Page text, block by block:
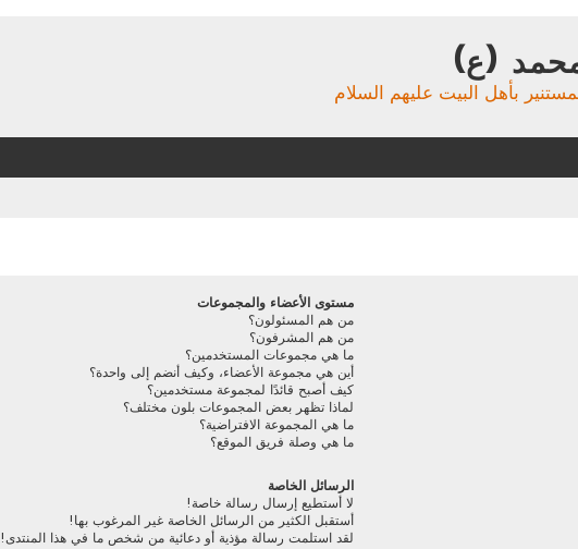
(ع)
بأهل البيت عليهم السلام
مستوى الأعضاء والمجموعات
من هم المسئولون؟
من هم المشرفون؟
ما هي مجموعات المستخدمين؟
أين هي مجموعة الأعضاء، وكيف أنضم إلى واحدة؟
كيف أصبح قائدًا لمجموعة مستخدمين؟
لماذا تظهر بعض المجموعات بلون مختلف؟
ما هي المجموعة الافتراضية؟
ما هي وصلة فريق الموقع؟
الرسائل الخاصة
لا أستطيع إرسال رسالة خاصة!
أستقبل الكثير من الرسائل الخاصة غير المرغوب بها!
لقد استلمت رسالة مؤذية أو دعائية من شخص ما في هذا المنتدى!